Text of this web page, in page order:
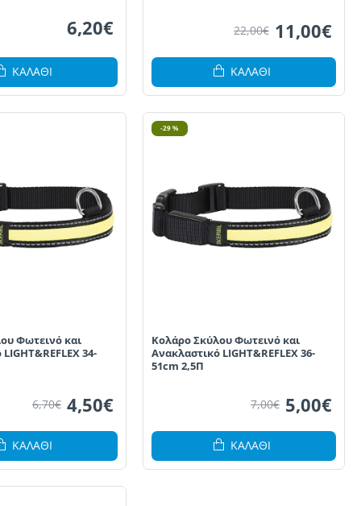
6,20€
ΚΑΛΆΘΙ
11,00€
22,00€
ΚΑΛΆΘΙ
Φωτεινό και
34-
4,50€
6,70€
ΚΑΛΆΘΙ
-29 %
Κολάρο Σκύλου Φωτεινό και
Ανακλαστικό LIGHT&REFLEX 36-
51cm 2,5Π
5,00€
7,00€
ΚΑΛΆΘΙ